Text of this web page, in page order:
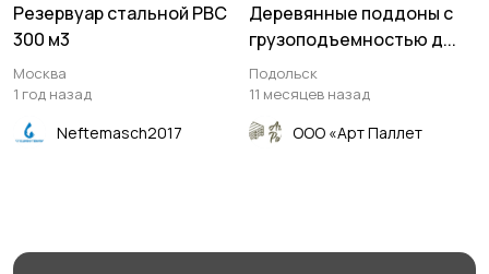
Резервуар стальной РВС
300 м3
Москва
1 год назад
Neftemasch2017
Деревянные поддоны с
грузоподъемностью д...
Подольск
11 месяцев назад
ООО «Арт Паллет